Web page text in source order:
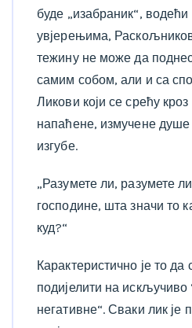
буде „изабраник“, водећи
увјерењима,
тежину не може да
самим собом, али и са
Ликови који се срећу
напаћене, измучене душе
изгубе.
„Разумете ли, разумете
господине, шта значи то
куд?“
Карактеристично је то да
подијелити на искључиво
негативне“. Сваки лик је